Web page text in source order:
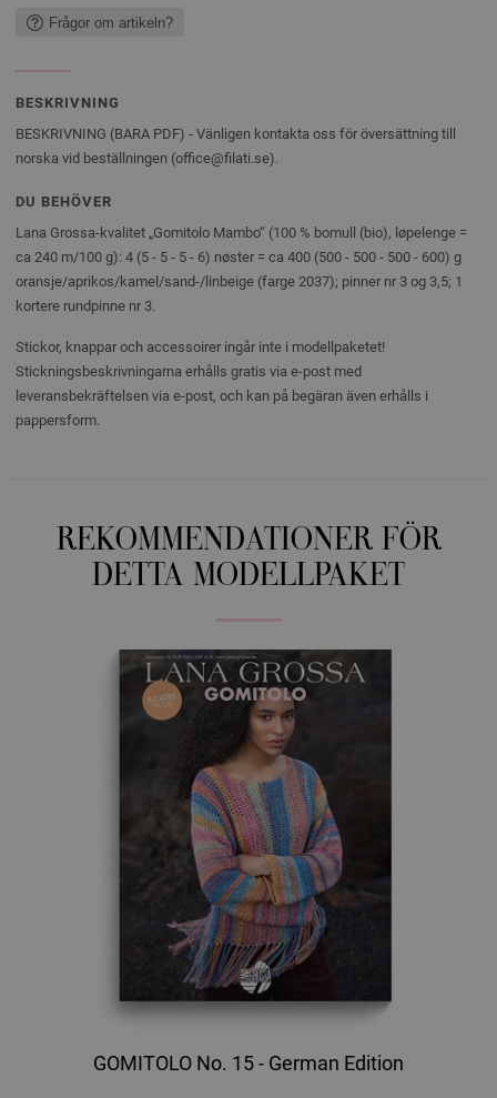
Frågor om artikeln?
BESKRIVNING
BESKRIVNING (BARA PDF) - Vänligen kontakta oss för översättning till
norska vid beställningen (office@filati.se).
DU BEHÖVER
Lana Grossa-kvalitet „Gomitolo Mambo“ (100 % bomull (bio), løpelenge =
ca 240 m/100 g): 4 (5 - 5 - 5 - 6) nøster = ca 400 (500 - 500 - 500 - 600) g
oransje/aprikos/kamel/sand-/linbeige (farge 2037); pinner nr 3 og 3,5; 1
kortere rundpinne nr 3.
Stickor, knappar och accessoirer ingår inte i modellpaketet!
Stickningsbeskrivningarna erhålls gratis via e-post med
leveransbekräftelsen via e-post, och kan på begäran även erhålls i
pappersform.
REKOMMENDATIONER FÖR
DETTA MODELLPAKET
GOMITOLO No. 15 - German Edition